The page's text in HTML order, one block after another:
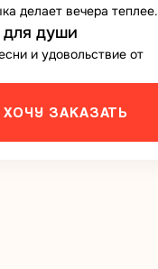
делает вечера теплее.
для души
и удовольствие от
ХОЧУ ЗАКАЗАТЬ